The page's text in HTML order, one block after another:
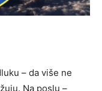
– da više ne
Na poslu –